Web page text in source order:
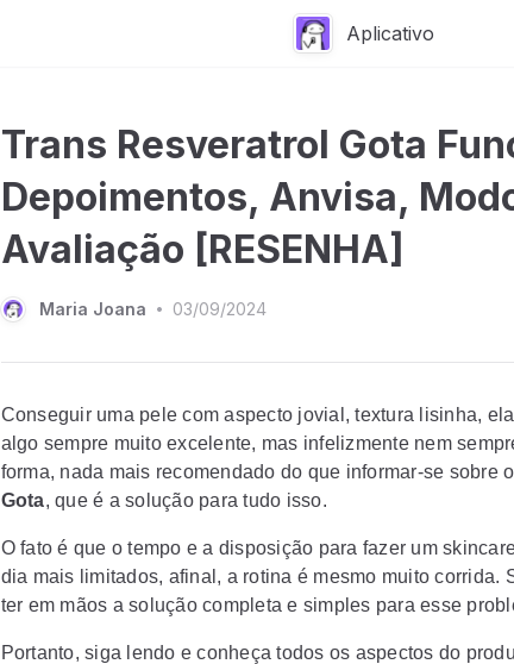
Aplicativo
Trans Resveratrol Gota
Depoimentos, Anvisa,
Avaliação [RESENHA]
Maria Joana • 03/09/2024
Conseguir uma pele com aspecto jovial, textura lisinha,
algo sempre muito excelente, mas infelizmente nem
forma, nada mais recomendado do que informar-se sobre o
Gota, que é a solução para tudo isso.
O fato é que o tempo e a disposição para fazer um
dia mais limitados, afinal, a rotina é mesmo muito corrida.
ter em mãos a solução completa e simples para esse
Portanto, siga lendo e conheça todos os aspectos do